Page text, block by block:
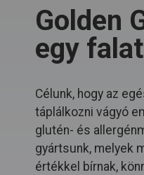
Golden
egy
Célunk, hogy az
táplálkozni vágyó
glutén- és
gyártsunk, melyek
értékkel bírnak,